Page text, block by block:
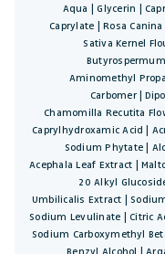
Aqua | Glycerin |
Caprylate | Rosa
Sativa Kernel
Aminomethyl
Carbomer |
Chamomilla Recutita
Caprylhydroxamic Acid |
Sodium Phytate |
Acephala Leaf Extract |
20 Alkyl
Umbilicalis Extract |
Sodium Levulinate | Citric
Sodium Carboxymethyl